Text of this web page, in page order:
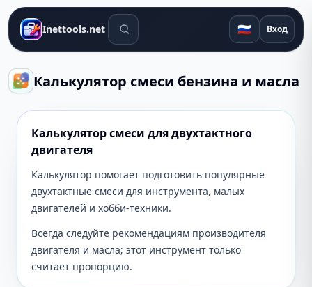
Inettools.net Поиск инструментов 🇷🇺 Вход
Калькулятор смеси бензина и масла
Калькулятор смеси для двухтактного
двигателя
Калькулятор помогает подготовить популярные
двухтактные смеси для инструмента, малых
двигателей и хобби-техники.
Всегда следуйте рекомендациям производителя
двигателя и масла; этот инструмент только
считает пропорцию.